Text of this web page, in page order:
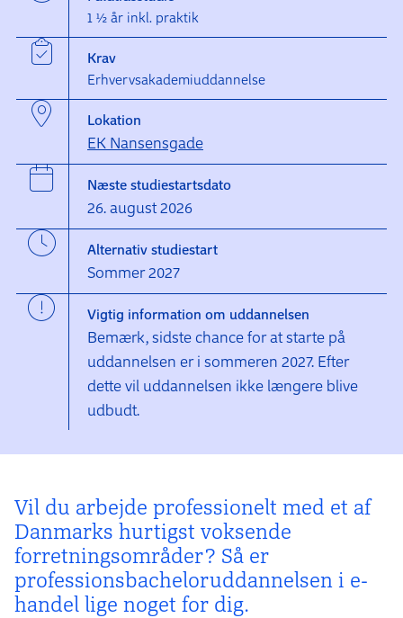
1 ½ år inkl. praktik
Krav
Erhvervsakademiuddannelse
Lokation
EK Nansensgade
Næste studiestartsdato
26. august 2026
Alternativ studiestart
Sommer 2027
Vigtig information om uddannelsen
Bemærk, sidste chance for at starte på
uddannelsen er i sommeren 2027. Efter
dette vil uddannelsen ikke længere blive
udbudt.
Vil du arbejde professionelt med et af
Danmarks hurtigst voksende
forretningsområder? Så er
professionsbacheloruddannelsen i e-
handel lige noget for dig.